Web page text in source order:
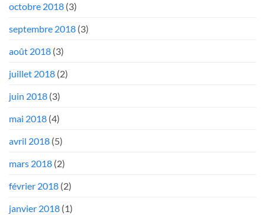
octobre 2018 (3)
septembre 2018 (3)
août 2018 (3)
juillet 2018 (2)
juin 2018 (3)
mai 2018 (4)
avril 2018 (5)
mars 2018 (2)
février 2018 (2)
janvier 2018 (1)